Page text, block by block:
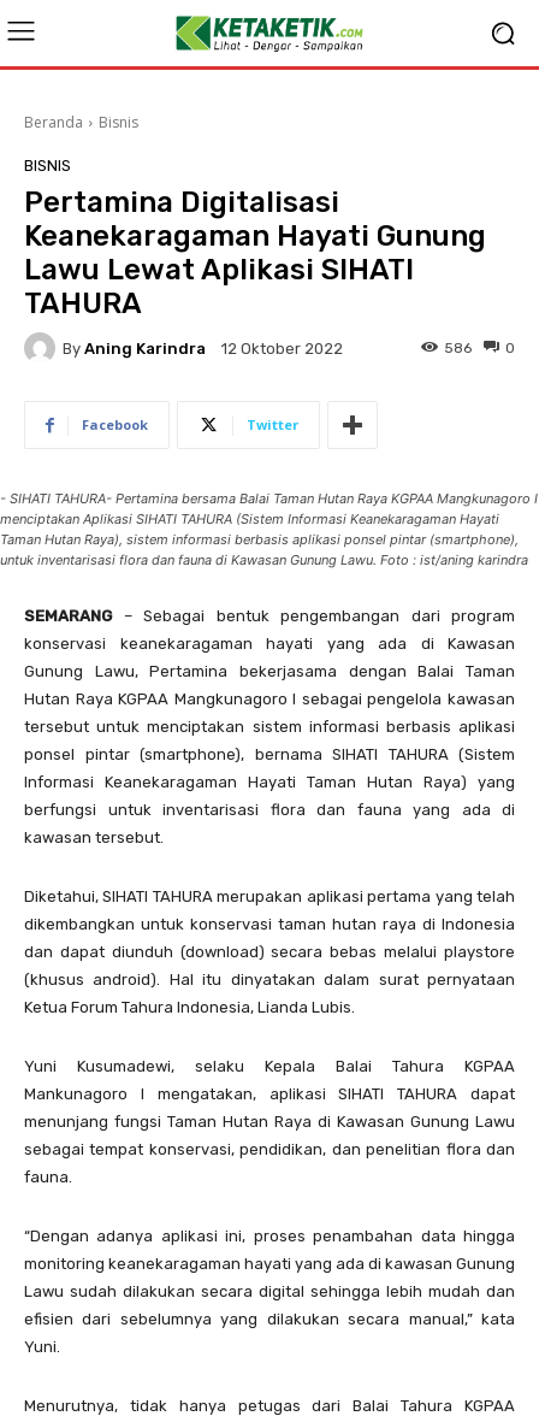
Beranda Bisnis
BISNIS
Pertamina Digitalisasi
Keanekaragaman Hayati Gunung
Lawu Lewat Aplikasi SIHATI
TAHURA
By Aning Karindra 12 Oktober 2022 0
586
Facebook Twitter
- SIHATI TAHURA- Pertamina bersama Balai Taman Hutan Raya KGPAA Mangkunagoro I
menciptakan Aplikasi SIHATI TAHURA (Sistem Informasi Keanekaragaman Hayati
Taman Hutan Raya), sistem informasi berbasis aplikasi ponsel pintar (smartphone),
untuk inventarisasi flora dan fauna di Kawasan Gunung Lawu. Foto : ist/aning karindra
SEMARANG– Sebagai bentuk pengembangan dari program
konservasi keanekaragaman hayati yang ada di Kawasan
Gunung Lawu, Pertamina bekerjasama dengan Balai Taman
Hutan Raya KGPAA Mangkunagoro I sebagai pengelola kawasan
tersebut untuk menciptakan sistem informasi berbasis aplikasi
ponsel pintar (smartphone), bernama SIHATI TAHURA (Sistem
Informasi Keanekaragaman Hayati Taman Hutan Raya) yang
berfungsi untuk inventarisasi flora dan fauna yang ada di
kawasan tersebut.
Diketahui, SIHATI TAHURA merupakan aplikasi pertama yang telah
dikembangkan untuk konservasi taman hutan raya di Indonesia
dan dapat diunduh (download) secara bebas melalui playstore
(khusus android). Hal itu dinyatakan dalam surat pernyataan
Ketua Forum Tahura Indonesia, Lianda Lubis.
Yuni Kusumadewi, selaku Kepala Balai Tahura KGPAA
Mankunagoro I mengatakan, aplikasi SIHATI TAHURA dapat
menunjang fungsi Taman Hutan Raya di Kawasan Gunung Lawu
sebagai tempat konservasi, pendidikan, dan penelitian flora dan
fauna.
“Dengan adanya aplikasi ini, proses penambahan data hingga
monitoring keanekaragaman hayati yang ada di kawasan Gunung
Lawu sudah dilakukan secara digital sehingga lebih mudah dan
efisien dari sebelumnya yang dilakukan secara manual,” kata
Yuni.
Menurutnya, tidak hanya petugas dari Balai Tahura KGPAA